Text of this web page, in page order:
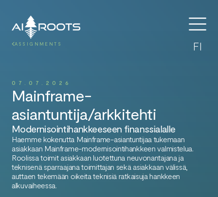
FI
ASSIGNMENTS
07.07.2026
Mainframe-
asiantuntija/arkkitehti
Modernisointihankkeeseen finanssialalle
Haemme kokenutta Mainframe-asiantuntijaa tukemaan
asiakkaan Mainframe-modernisointihankkeen valmistelua.
Roolissa toimit asiakkaan luotettuna neuvonantajana ja
teknisenä sparraajana toimittajan sekä asiakkaan välissä,
auttaen tekemään oikeita teknisiä ratkaisuja hankkeen
alkuvaiheessa.